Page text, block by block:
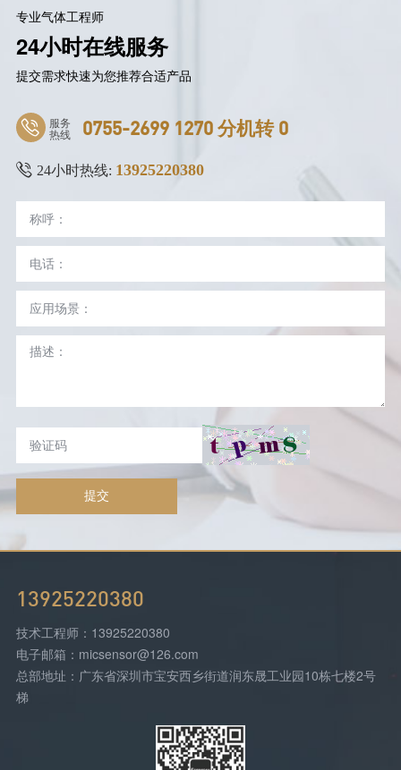
专业气体工程师
24小时在线服务
提交需求快速为您推荐合适产品
服务
热线 0755-2699 1270 分机转 0
24小时热线: 13925220380
提交
13925220380
技术工程师：13925220380
电子邮箱：micsensor@126.com
总部地址：广东省深圳市宝安西乡街道润东晟工业园10栋七楼2号
梯